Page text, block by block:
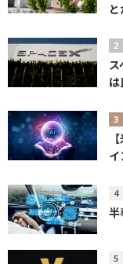
ス
半